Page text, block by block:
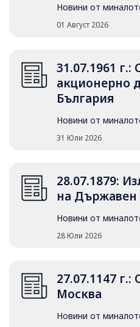
Новини от
01 Август 2026
31.07.1961 г.:
акционерно
България
Новини от
31 Юли 2026
28.07.1879:
на Държавен
Новини от
28 Юли 2026
27.07.1147 г.:
Москва
Новини от